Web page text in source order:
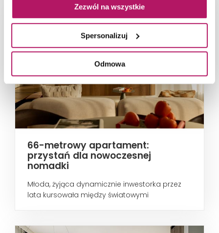
Zezwól na wszystkie
Spersonalizuj
Odmowa
66-metrowy apartament:
przystań dla nowoczesnej
nomadki
Młoda, żyjąca dynamicznie inwestorka przez
lata kursowała między światowymi